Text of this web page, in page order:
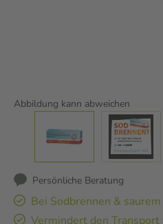
Abbildung kann abweichen
Persönliche Beratung
Bei Sodbrennen &
Vermindert den Transport